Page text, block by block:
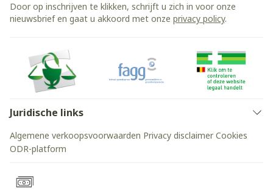
Door op inschrijven te klikken, schrijft u zich in voor onze
nieuwsbrief en gaat u akkoord met onze privacy policy.
Juridische links
Algemene verkoopsvoorwaarden Privacy disclaimer Cookies
ODR-platform